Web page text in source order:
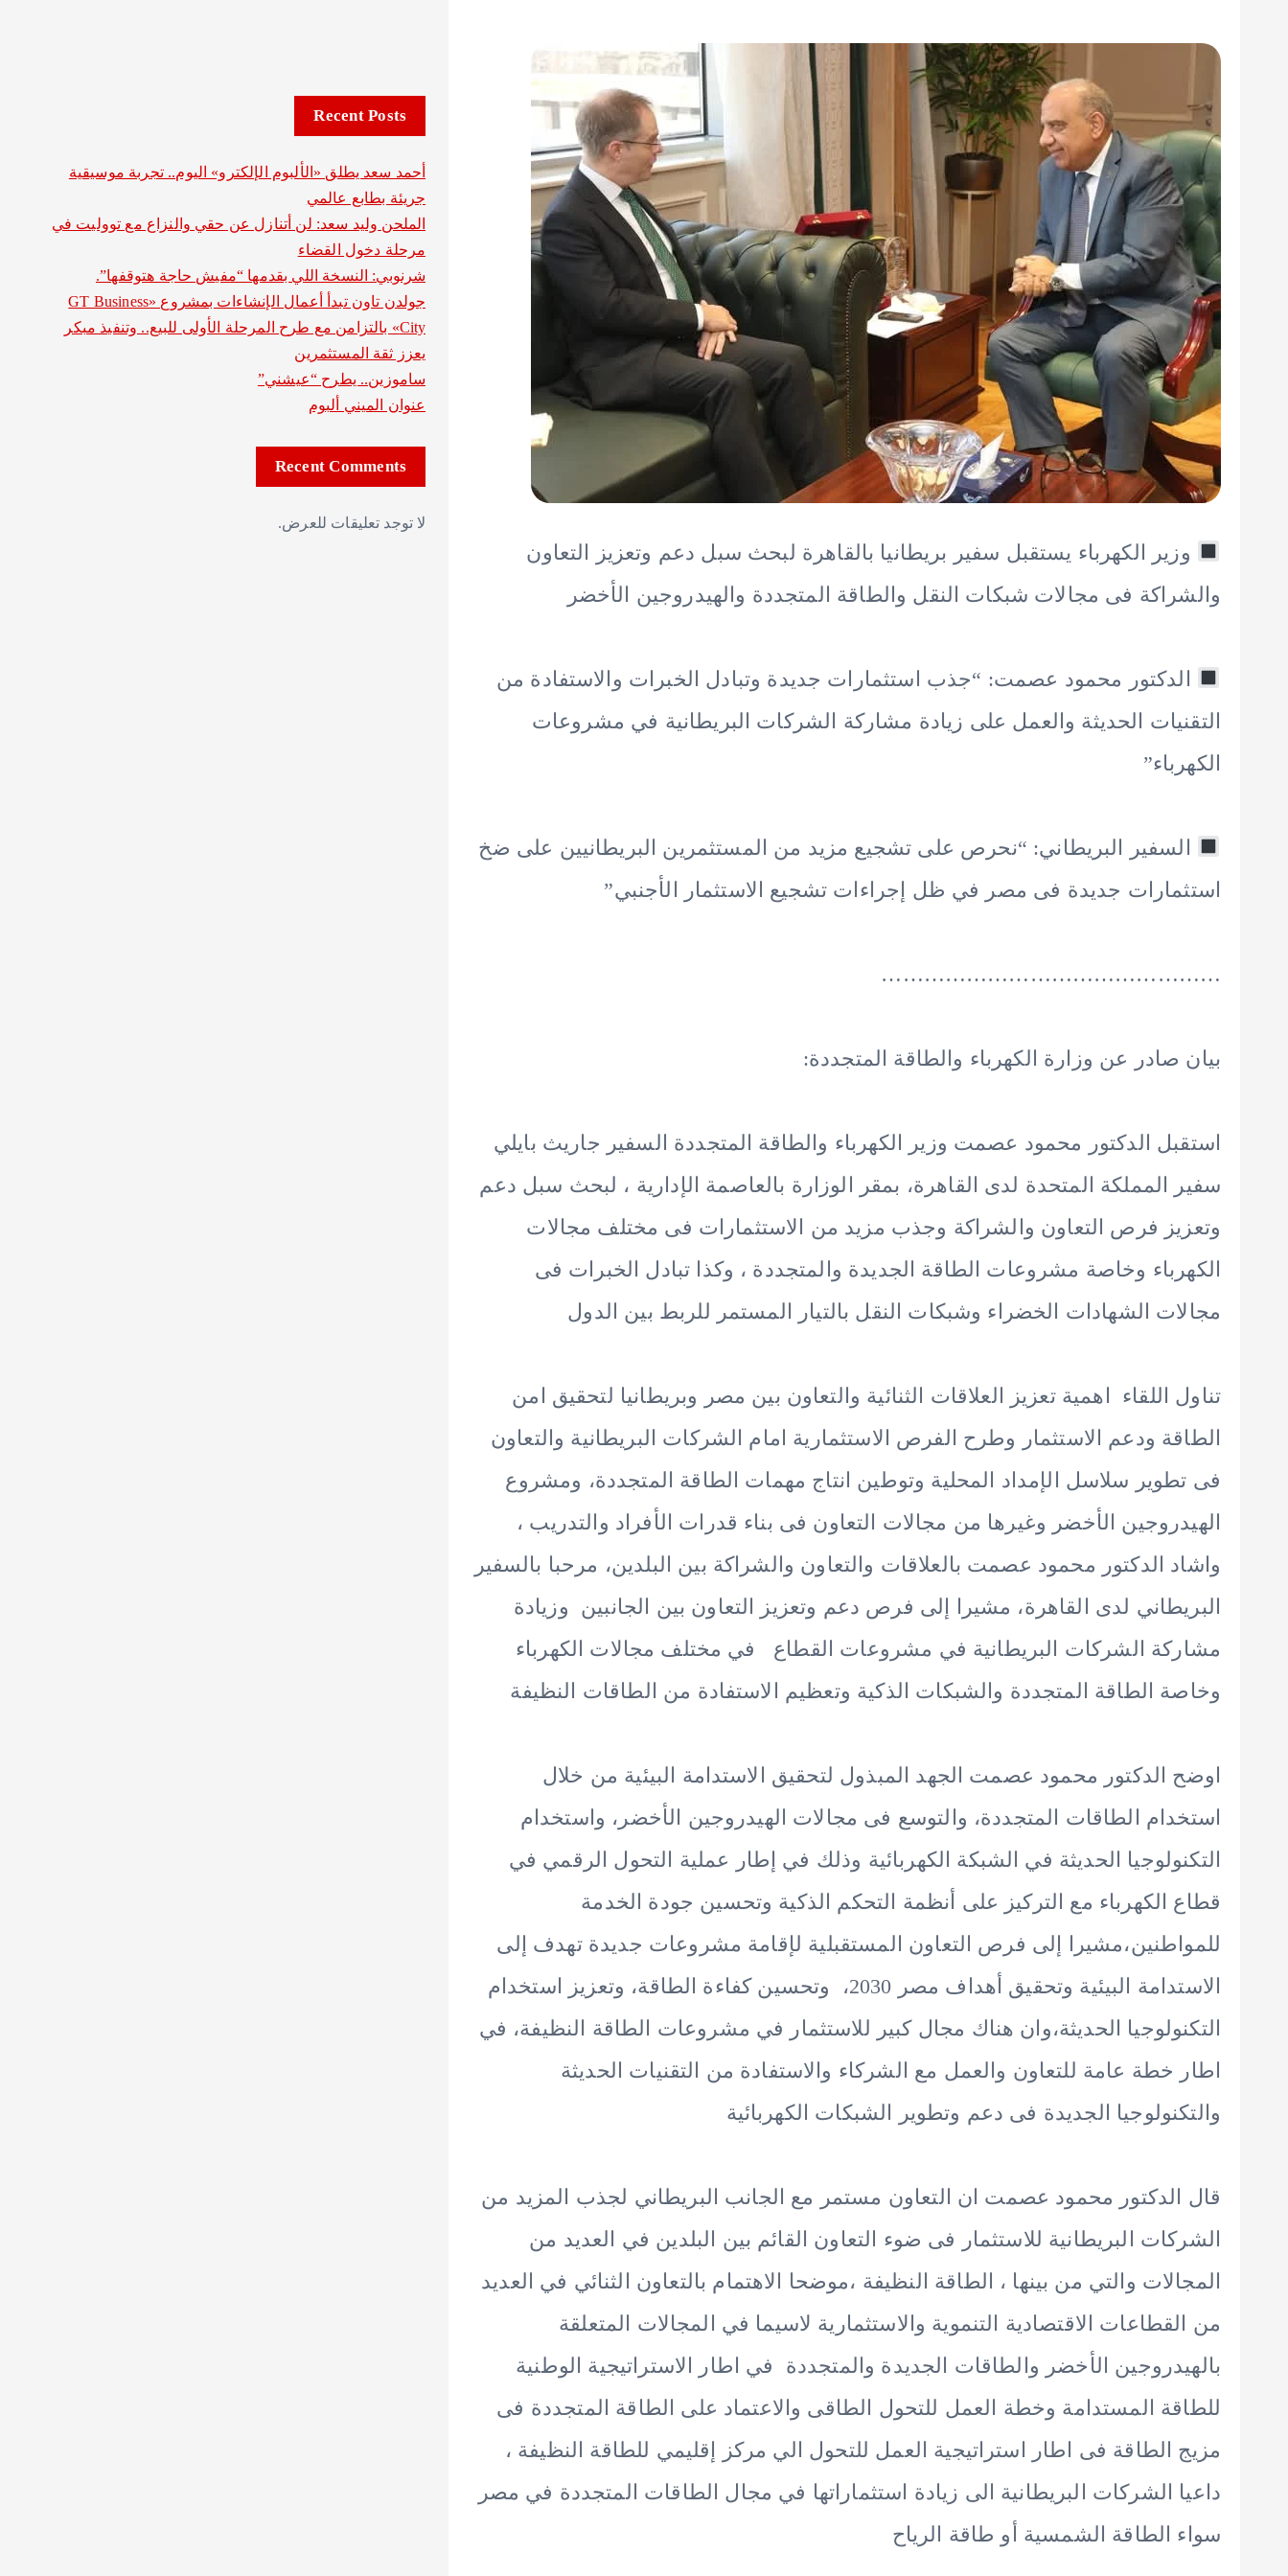
وزير الكهرباء يستقبل سفير بريطانيا بالقاهرة لبحث سبل دعم وتعزيز التعاون
والشراكة فى مجالات شبكات النقل والطاقة المتجددة والهيدروجين الأخضر
الدكتور محمود عصمت: “جذب استثمارات جديدة وتبادل الخبرات والاستفادة من
التقنيات الحديثة والعمل على زيادة مشاركة الشركات البريطانية في مشروعات
الكهرباء”
السفير البريطاني: “نحرص على تشجيع مزيد من المستثمرين البريطانيين على ضخ
استثمارات جديدة فى مصر في ظل إجراءات تشجيع الاستثمار الأجنبي”
…………………………………………
بيان صادر عن وزارة الكهرباء والطاقة المتجددة:
استقبل الدكتور محمود عصمت وزير الكهرباء والطاقة المتجددة السفير جاريث بايلي
سفير المملكة المتحدة لدى القاهرة، بمقر الوزارة بالعاصمة الإدارية ، لبحث سبل دعم
وتعزيز فرص التعاون والشراكة وجذب مزيد من الاستثمارات فى مختلف مجالات
الكهرباء وخاصة مشروعات الطاقة الجديدة والمتجددة ، وكذا تبادل الخبرات فى
مجالات الشهادات الخضراء وشبكات النقل بالتيار المستمر للربط بين الدول
تناول اللقاء اهمية تعزيز العلاقات الثنائية والتعاون بين مصر وبريطانيا لتحقيق امن
الطاقة ودعم الاستثمار وطرح الفرص الاستثمارية امام الشركات البريطانية والتعاون
فى تطوير سلاسل الإمداد المحلية وتوطين انتاج مهمات الطاقة المتجددة، ومشروع
الهيدروجين الأخضر وغيرها من مجالات التعاون فى بناء قدرات الأفراد والتدريب ،
واشاد الدكتور محمود عصمت بالعلاقات والتعاون والشراكة بين البلدين، مرحبا بالسفير
البريطاني لدى القاهرة، مشيرا إلى فرص دعم وتعزيز التعاون بين الجانبين وزيادة
مشاركة الشركات البريطانية في مشروعات القطاع في مختلف مجالات الكهرباء
وخاصة الطاقة المتجددة والشبكات الذكية وتعظيم الاستفادة من الطاقات النظيفة
اوضح الدكتور محمود عصمت الجهد المبذول لتحقيق الاستدامة البيئية من خلال
استخدام الطاقات المتجددة، والتوسع فى مجالات الهيدروجين الأخضر، واستخدام
التكنولوجيا الحديثة في الشبكة الكهربائية وذلك في إطار عملية التحول الرقمي في
قطاع الكهرباء مع التركيز على أنظمة التحكم الذكية وتحسين جودة الخدمة
للمواطنين،مشيرا إلى فرص التعاون المستقبلية لإقامة مشروعات جديدة تهدف إلى
الاستدامة البيئية وتحقيق أهداف مصر 2030، وتحسين كفاءة الطاقة، وتعزيز استخدام
التكنولوجيا الحديثة،وان هناك مجال كبير للاستثمار في مشروعات الطاقة النظيفة، في
اطار خطة عامة للتعاون والعمل مع الشركاء والاستفادة من التقنيات الحديثة
والتكنولوجيا الجديدة فى دعم وتطوير الشبكات الكهربائية
قال الدكتور محمود عصمت ان التعاون مستمر مع الجانب البريطاني لجذب المزيد من
الشركات البريطانية للاستثمار فى ضوء التعاون القائم بين البلدين في العديد من
المجالات والتي من بينها ، الطاقة النظيفة ،موضحا الاهتمام بالتعاون الثنائي في العديد
من القطاعات الاقتصادية التنموية والاستثمارية لاسيما في المجالات المتعلقة
بالهيدروجين الأخضر والطاقات الجديدة والمتجددة في اطار الاستراتيجية الوطنية
للطاقة المستدامة وخطة العمل للتحول الطاقى والاعتماد على الطاقة المتجددة فى
مزيج الطاقة فى اطار استراتيجية العمل للتحول الي مركز إقليمي للطاقة النظيفة ،
داعيا الشركات البريطانية الى زيادة استثماراتها في مجال الطاقات المتجددة في مصر
سواء الطاقة الشمسية أو طاقة الرياح
Recent Posts
أحمد سعد يطلق «الألبوم الإلكترو» اليوم.. تجربة موسيقية
جريئة بطابع عالمي
الملحن وليد سعد: لن أتنازل عن حقي والنزاع مع تووليت في
مرحلة دخول القضاء
شرنوبي: النسخة اللي بقدمها “مفيش حاجة هتوقفها”.
جولدن تاون تبدأ أعمال الإنشاءات بمشروع «GT Business
City» بالتزامن مع طرح المرحلة الأولى للبيع.. وتنفيذ مبكر
يعزز ثقة المستثمرين
ساموزين.. يطرح “عيشني”
عنوان الميني ألبوم
Recent Comments
لا توجد تعليقات للعرض.